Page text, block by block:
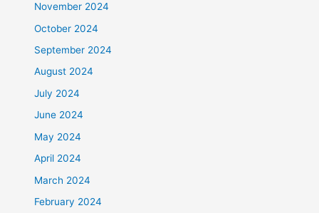
November 2024
October 2024
September 2024
August 2024
July 2024
June 2024
May 2024
April 2024
March 2024
February 2024